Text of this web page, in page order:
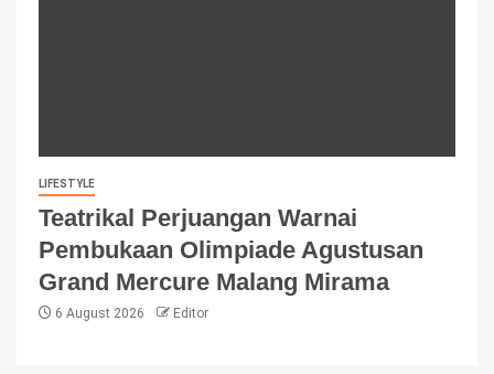
LIFESTYLE
Teatrikal Perjuangan Warnai
Pembukaan Olimpiade Agustusan
Grand Mercure Malang Mirama
6 August 2026 Editor